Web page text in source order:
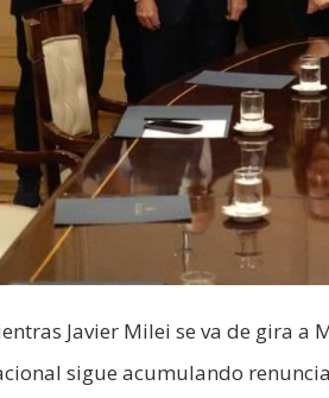
Javier Milei se va de gira
sigue acumulando